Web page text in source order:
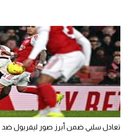
تعادل سلبي ضمن أبرز صور ليفربول ضد